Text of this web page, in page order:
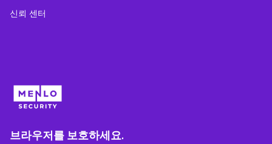
신뢰 센터
브라우저를 보호하세요.